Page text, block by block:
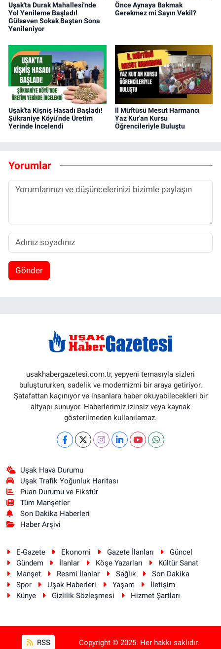
Uşak'ta Durak Mahallesi'nde
Yol Yenileme Başladı!
Gülseven Sokak Baştan Sona
Yenileniyor
Önce Aynaya Bakmak
Gerekmez mi Sayın Vekil?
Uşak'ta Kişniş Hasadı Başladı!
Şükraniye Köyü'nde Üretim
Yerinde İncelendi
İl Müftüsü Mesut Harmancı
Yaz Kur'an Kursu
Öğrencileriyle Buluştu
Yorumlar
Gönder
usakhabergazetesi.com.tr, yepyeni temasıyla sizleri
buluştururken, sadelik ve modernizmi bir araya getiriyor.
Şatafattan kaçınıyor ve insanlara haber okuyabilecekleri bir
altyapı sunuyor. Haberlerimiz izinsiz veya kaynak
gösterilmeden kullanılamaz.
Uşak Hava Durumu
Uşak Trafik Yoğunluk Haritası
Puan Durumu ve Fikstür
Tüm Manşetler
Son Dakika Haberleri
Haber Arşivi
E-Gazete Ekonomi Gazete İlanları
Güncel
Gündem
İlanlar Köşe Yazarları
Kültür Sanat
Manşet
Resmi İlanlar Sağlık
Son Dakika
Spor
Uşak Haberleri Yaşam
İletişim
Künye
Gizlilik Sözleşmesi Hizmet Şartları
RSS Copyright © 2025. Her hakkı saklıdır.